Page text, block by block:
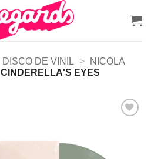
DISCO DE VINIL >
NICOLA
CINDERELLA'S EYES